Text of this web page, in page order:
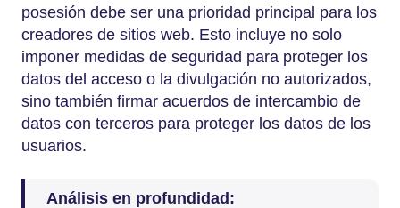
posesión debe ser una prioridad principal para los
creadores de sitios web. Esto incluye no solo
imponer medidas de seguridad para proteger los
datos del acceso o la divulgación no autorizados,
sino también firmar acuerdos de intercambio de
datos con terceros para proteger los datos de los
usuarios.
Análisis en profundidad: